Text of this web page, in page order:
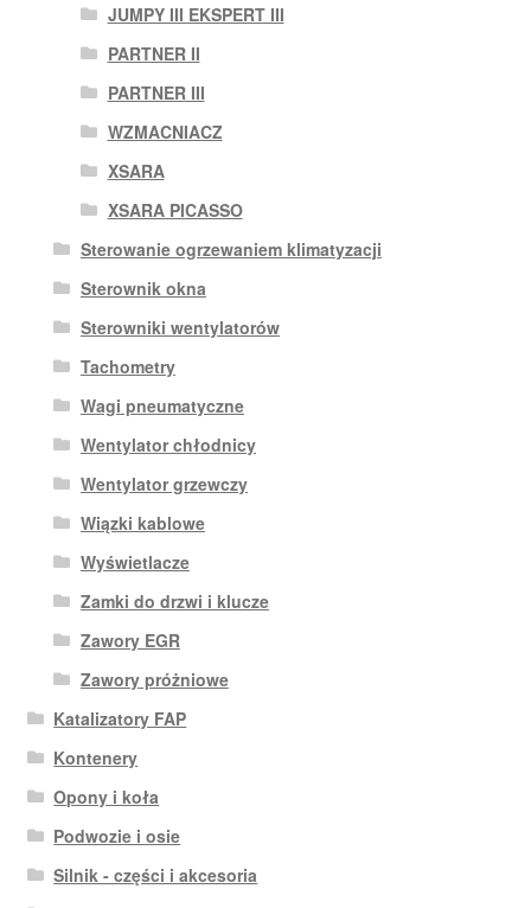
JUMPY III EKSPERT III
PARTNER II
PARTNER III
WZMACNIACZ
XSARA
XSARA PICASSO
Sterowanie ogrzewaniem klimatyzacji
Sterownik okna
Sterowniki wentylatorów
Tachometry
Wagi pneumatyczne
Wentylator chłodnicy
Wentylator grzewczy
Wiązki kablowe
Wyświetlacze
Zamki do drzwi i klucze
Zawory EGR
Zawory próżniowe
Katalizatory FAP
Kontenery
Opony i koła
Podwozie i osie
Silnik - części i akcesoria